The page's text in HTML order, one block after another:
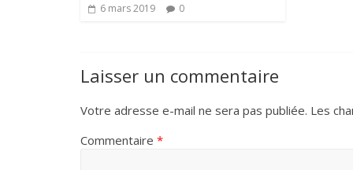
6 mars 2019 0
Laisser un commentaire
Votre adresse e-mail ne sera pas publiée. Les
Commentaire *